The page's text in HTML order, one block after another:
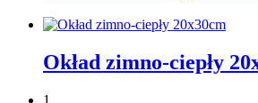
Okład zimno-ciepły
1